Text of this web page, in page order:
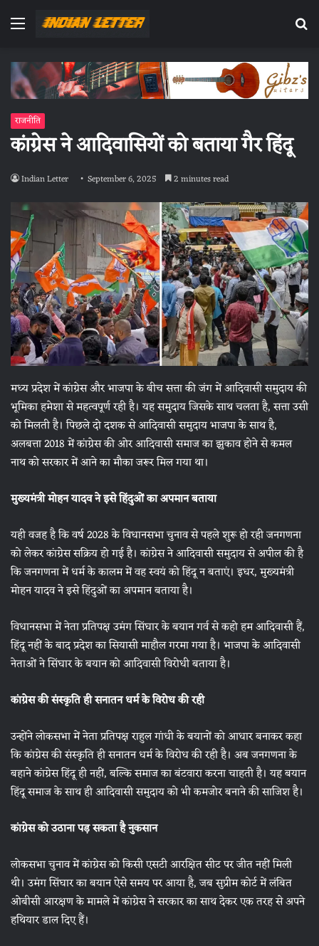
Menu
राजनीति
कांग्रेस ने आदिवासियों को बताया गैर हिंदू
Indian Letter September 6, 2025 2 minutes read
मध्य प्रदेश में कांग्रेस और भाजपा के बीच सत्ता की जंग में आदिवासी समुदाय की
भूमिका हमेशा से महत्वपूर्ण रही है। यह समुदाय जिसके साथ चलता है, सत्ता उसी
को मिलती है। पिछले दो दशक से आदिवासी समुदाय भाजपा के साथ है,
अलबत्ता 2018 में कांग्रेस की ओर आदिवासी समाज का झुकाव होने से कमल
नाथ को सरकार में आने का मौका जरूर मिल गया था।
मुख्यमंत्री मोहन यादव ने इसे हिंदुओं का अपमान बताया
यही वजह है कि वर्ष 2028 के विधानसभा चुनाव से पहले शुरू हो रही जनगणना
को लेकर कांग्रेस सक्रिय हो गई है। कांग्रेस ने आदिवासी समुदाय से अपील की है
कि जनगणना में धर्म के कालम में वह स्वयं को हिंदू न बताएं। इधर, मुख्यमंत्री
मोहन यादव ने इसे हिंदुओं का अपमान बताया है।
विधानसभा में नेता प्रतिपक्ष उमंग सिंघार के बयान गर्व से कहो हम आदिवासी हैं,
हिंदू नहीं के बाद प्रदेश का सियासी माहौल गरमा गया है। भाजपा के आदिवासी
नेताओं ने सिंघार के बयान को आदिवासी विरोधी बताया है।
कांग्रेस की संस्कृति ही सनातन धर्म के विरोध की रही
उन्होंने लोकसभा में नेता प्रतिपक्ष राहुल गांधी के बयानों को आधार बनाकर कहा
कि कांग्रेस की संस्कृति ही सनातन धर्म के विरोध की रही है। अब जनगणना के
बहाने कांग्रेस हिंदू ही नहीं, बल्कि समाज का बंटवारा करना चाहती है। यह बयान
हिंदू समाज के साथ ही आदिवासी समुदाय को भी कमजोर बनाने की साजिश है।
कांग्रेस को उठाना पड़ सकता है नुकसान
लोकसभा चुनाव में कांग्रेस को किसी एसटी आरक्षित सीट पर जीत नहीं मिली
थी। उमंग सिंघार का बयान ऐसे समय पर आया है, जब सुप्रीम कोर्ट में लंबित
ओबीसी आरक्षण के मामले में कांग्रेस ने सरकार का साथ देकर एक तरह से अपने
हथियार डाल दिए हैं।